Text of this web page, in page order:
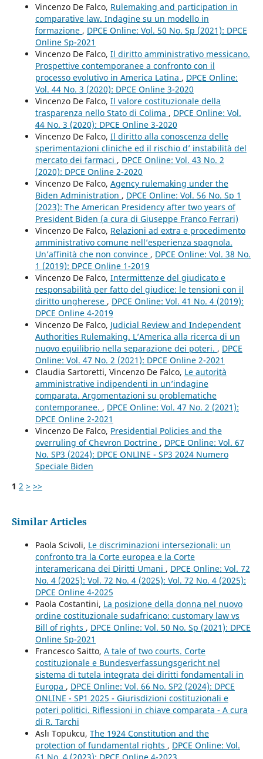
Vincenzo De Falco, Rulemaking and participation in
comparative law. Indagine su un modello in
formazione , DPCE Online: Vol. 50 No. Sp (2021): DPCE
Online Sp-2021
Vincenzo De Falco, Il diritto amministrativo messicano.
Prospettive contemporanee a confronto con il
processo evolutivo in America Latina , DPCE Online:
Vol. 44 No. 3 (2020): DPCE Online 3-2020
Vincenzo De Falco, Il valore costituzionale della
trasparenza nello Stato di Colima , DPCE Online: Vol.
44 No. 3 (2020): DPCE Online 3-2020
Vincenzo De Falco, Il diritto alla conoscenza delle
sperimentazioni cliniche ed il rischio d’ instabilità del
mercato dei farmaci , DPCE Online: Vol. 43 No. 2
(2020): DPCE Online 2-2020
Vincenzo De Falco, Agency rulemaking under the
Biden Administration , DPCE Online: Vol. 56 No. Sp 1
(2023): The American Presidency after two years of
President Biden (a cura di Giuseppe Franco Ferrari)
Vincenzo De Falco, Relazioni ad extra e procedimento
amministrativo comune nell’esperienza spagnola.
Un’affinità che non convince , DPCE Online: Vol. 38 No.
1 (2019): DPCE Online 1-2019
Vincenzo De Falco, Intermittenze del giudicato e
responsabilità per fatto del giudice: le tensioni con il
diritto ungherese , DPCE Online: Vol. 41 No. 4 (2019):
DPCE Online 4-2019
Vincenzo De Falco, Judicial Review and Independent
Authorities Rulemaking. L’America alla ricerca di un
nuovo equilibrio nella separazione dei poteri. , DPCE
Online: Vol. 47 No. 2 (2021): DPCE Online 2-2021
Claudia Sartoretti, Vincenzo De Falco, Le autorità
amministrative indipendenti in un’indagine
comparata. Argomentazioni su problematiche
contemporanee. , DPCE Online: Vol. 47 No. 2 (2021):
DPCE Online 2-2021
Vincenzo De Falco, Presidential Policies and the
overruling of Chevron Doctrine , DPCE Online: Vol. 67
No. SP3 (2024): DPCE ONLINE - SP3 2024 Numero
Speciale Biden
1 2 > >>
Similar Articles
Paola Scivoli, Le discriminazioni intersezionali: un
confronto tra la Corte europea e la Corte
interamericana dei Diritti Umani , DPCE Online: Vol. 72
No. 4 (2025): Vol. 72 No. 4 (2025): Vol. 72 No. 4 (2025):
DPCE Online 4-2025
Paola Costantini, La posizione della donna nel nuovo
ordine costituzionale sudafricano: customary law vs
Bill of rights , DPCE Online: Vol. 50 No. Sp (2021): DPCE
Online Sp-2021
Francesco Saitto, A tale of two courts. Corte
costituzionale e Bundesverfassungsgericht nel
sistema di tutela integrata dei diritti fondamentali in
Europa , DPCE Online: Vol. 66 No. SP2 (2024): DPCE
ONLINE - SP1 2025 - Giurisdizioni costituzionali e
poteri politici. Riflessioni in chiave comparata - A cura
di R. Tarchi
Aslı Topukcu, The 1924 Constitution and the
protection of fundamental rights , DPCE Online: Vol.